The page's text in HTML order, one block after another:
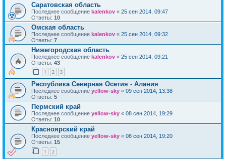
Саратовская область
Последнее сообщение kalenkov « 25 сен 2014, 09:47
Ответы: 10
Омская область
Последнее сообщение kalenkov « 25 сен 2014, 09:32
Ответы: 7
Нижегородская область
Последнее сообщение kalenkov « 25 сен 2014, 09:21
Ответы: 43
1 2 3
Республика Северная Осетия - Алания
Последнее сообщение yellow-sky « 09 сен 2014, 13:38
Ответы: 5
Пермский край
Последнее сообщение yellow-sky « 08 сен 2014, 19:29
Ответы: 10
Красноярский край
Последнее сообщение yellow-sky « 08 сен 2014, 19:20
Ответы: 15
1 2